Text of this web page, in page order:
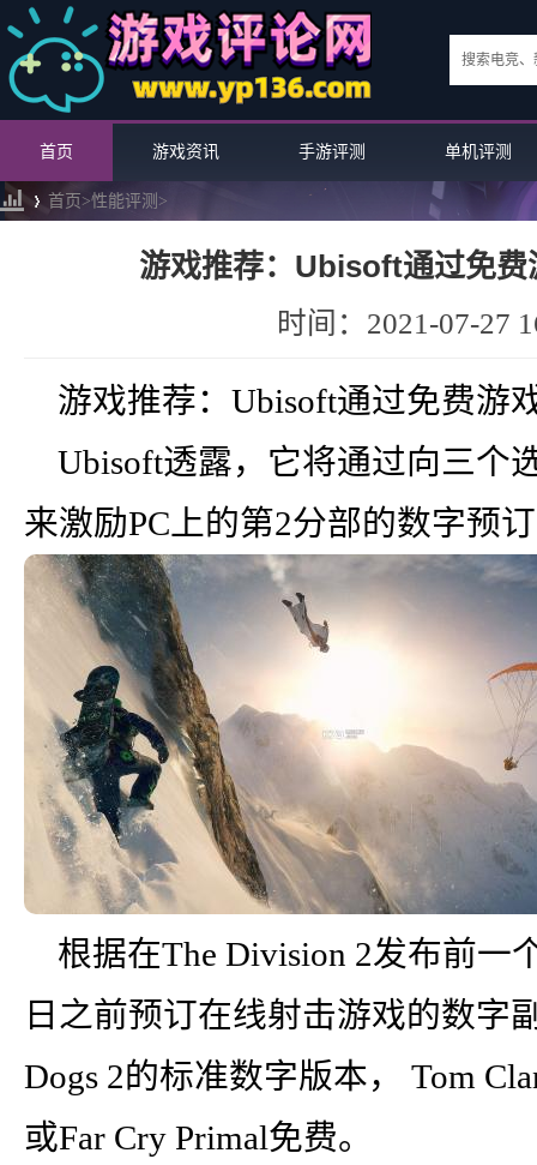
首页 游戏资讯 手游评测 单机评测
首页>性能评测 >
游戏推荐：Ubisoft通过免
时间：2021-07-27
游戏推荐：Ubisoft通过免费游
Ubisoft透露，它将通过向三个
来激励PC上的第2分部的数字预
根据在The Division 2发布前一
日之前预订在线射击游戏的数字
Dogs 2的标准数字版本， Tom
或Far Cry Primal免费。